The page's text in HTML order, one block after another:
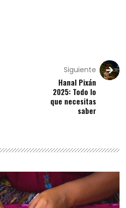
Siguiente
Hanal Pixán
2025: Todo lo
que necesitas
saber